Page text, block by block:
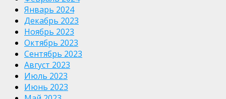
Январь 2024
Декабрь 2023
Ноябрь 2023
Октябрь 2023
Сентябрь 2023
Август 2023
Июль 2023
Июнь 2023